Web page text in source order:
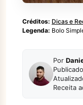
Créditos: Dicas e
Legenda: Bolo
Por
Receita